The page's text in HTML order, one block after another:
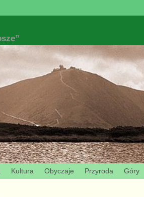
Kultura Obyczaje Przyroda Góry